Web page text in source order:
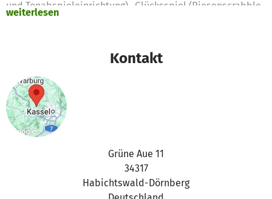
und Tonabspieleinrichtung)- Glücksspiel (Riesenscrabble
weiterlesen
Kontakt
Grüne Aue 11
34317
Habichtswald-Dörnberg